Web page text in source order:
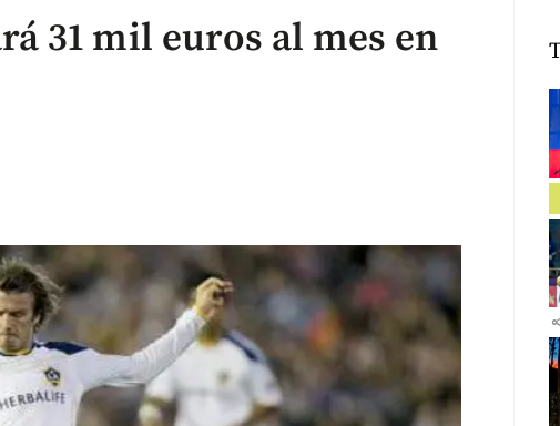
31 mil euros al mes en